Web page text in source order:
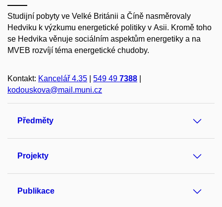
Studijní pobyty ve Velké Británii a Číně nasměrovaly
Hedviku k výzkumu energetické politiky v Asii. Kromě toho
se Hedvika věnuje sociálním aspektům energetiky a na
MVEB rozvíjí téma energetické chudoby.
Kontakt: Kancelář 4.35 549 49 7388
kodouskova@mail.muni.cz
Předměty
Projekty
Publikace